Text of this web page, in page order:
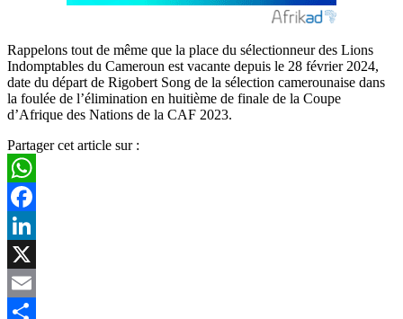
Rappelons tout de même que la place du sélectionneur des Lions
Indomptables du Cameroun est vacante depuis le 28 février 2024,
date du départ de Rigobert Song de la sélection camerounaise dans
la foulée de l’élimination en huitième de finale de la Coupe
d’Afrique des Nations de la CAF 2023.
Partager cet article sur :
WhatsApp
Facebook
LinkedIn
X
Email